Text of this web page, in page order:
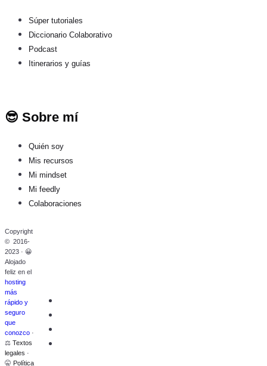
Súper tutoriales
Diccionario Colaborativo
Podcast
Itinerarios y guías
😎 Sobre mí
Quién soy
Mis recursos
Mi mindset
Mi feedly
Colaboraciones
Copyright
© 2016-
2023 · 😀
Alojado
feliz en el
hosting
más
rápido y
seguro
que
conozco ·
⚖️ Textos
legales ·
🤫 Política